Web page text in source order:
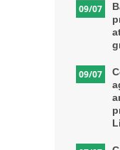
09/07
09/07